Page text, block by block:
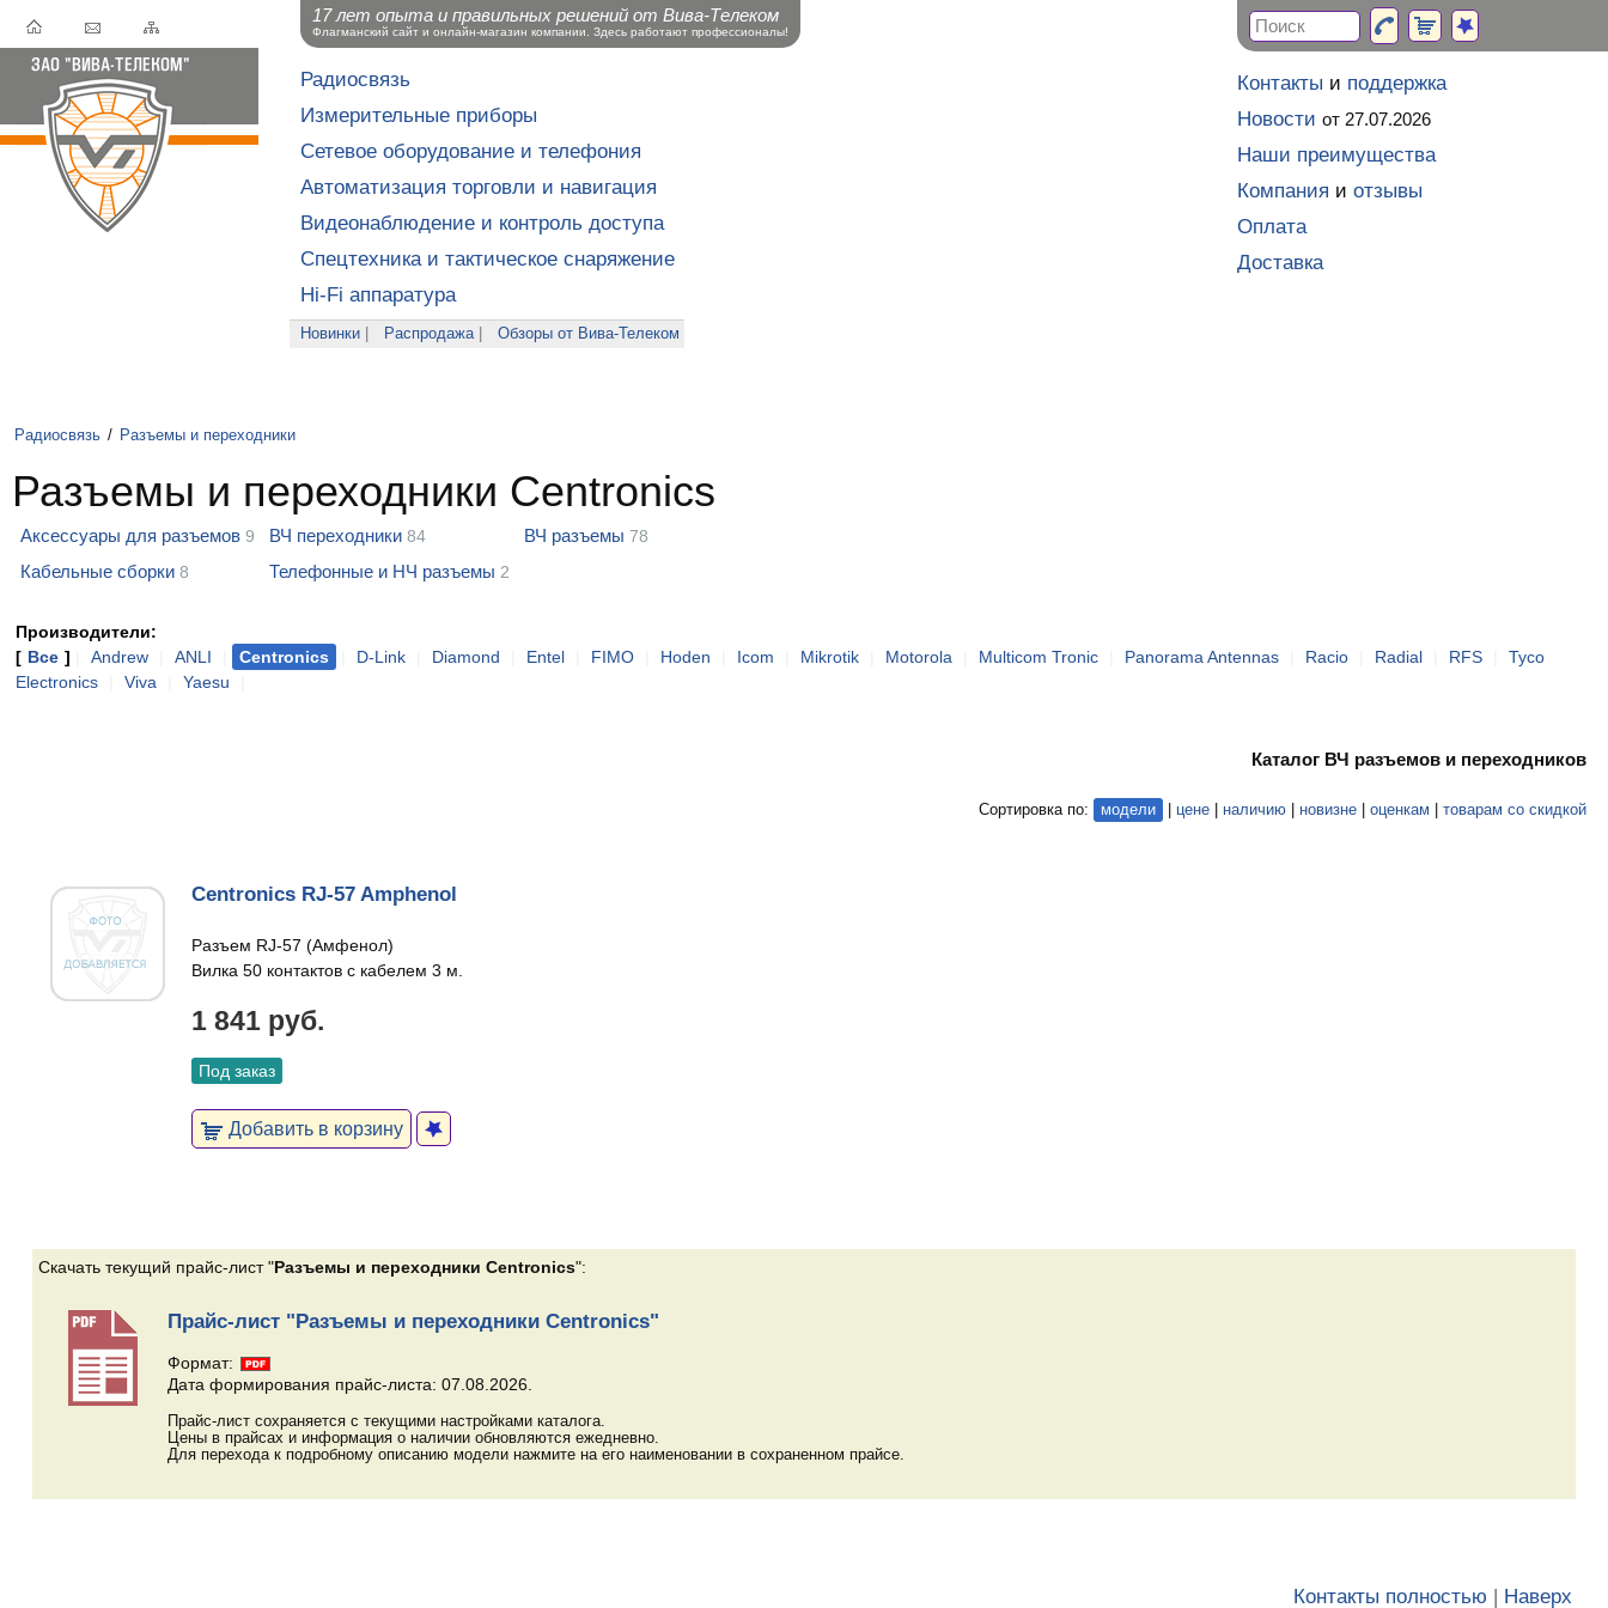
Радиосвязь
Измерительные приборы
Сетевое оборудование и телефония
Автоматизация торговли и навигация
Видеонаблюдение и контроль доступа
Спецтехника и тактическое снаряжение
Hi-Fi аппаратура
Новинки Распродажа| Обзоры от Вива-Телеком
Радиосвязь / Разъемы и переходники
Разъемы и переходники Centronics
Аксессуары для разъемов 9 ВЧ переходники 84 ВЧ разъемы 78
Кабельные сборки 8 Телефонные и НЧ разъемы 2
Производители:
[ Все ] Andrew ANLI Centronics D-Link Diamond Entel FIMO Hoden Icom Mikrotik Motorola Multicom Tronic Panorama Antennas Racio Radial RFS
Tyco
Electronics
Viva Yaesu
Каталог ВЧ разъемов и переходников
Сортировка по: модели цене наличию новизне оценкам товарам со скидкой
Centronics RJ-57 Amphenol
Разъем RJ-57 (Амфенол)
Вилка 50 контактов с кабелем 3 м.
1 841 руб.
Под заказ
Добавить в корзину
Скачать текущий прайс-лист "Разъемы и переходники Centronics":
Прайс-лист "Разъемы и переходники Centronics"
Формат:
Дата формирования прайс-листа: 07.08.2026.
Прайс-лист сохраняется с текущими настройками каталога.
Цены в прайсах и информация о наличии обновляются ежедневно.
Для перехода к подробному описанию модели нажмите на его наименовании в сохраненном прайсе.
Контакты полностью Наверх
Контакты и поддержка
Новости от 27.07.2026
Наши преимущества
Компания и отзывы
Оплата
Доставка
17 лет опыта и правильных решений от Вива-Телеком
Флагманский сайт и онлайн-магазин компании. Здесь работают профессионалы!